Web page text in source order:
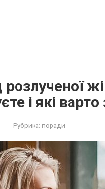
розлученої
і які
Рубрика: поради